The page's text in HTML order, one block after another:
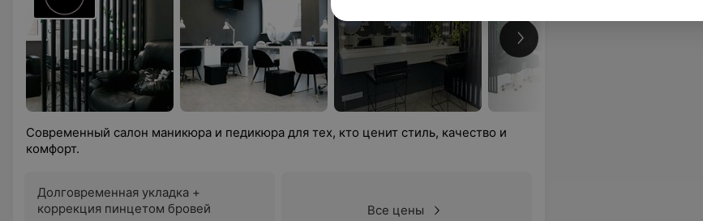
Современный салон маникюра и педикюра для тех, кто ценит стиль, качество и
комфорт.
Долговременная укладка +
коррекция пинцетом бровей
Все цены